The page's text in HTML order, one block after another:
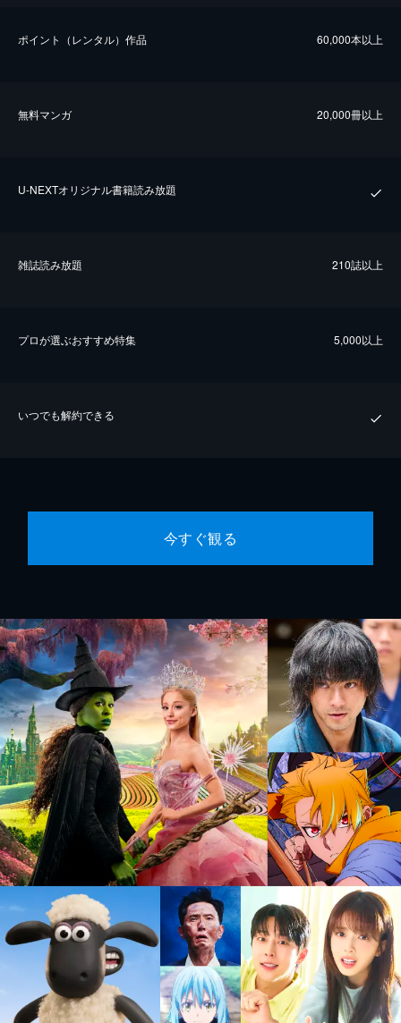
ポイント（レンタル）作品 60,000本以上
無料マンガ 20,000冊以上
U-NEXTオリジナル書籍読み放題
雑誌読み放題 210誌以上
プロが選ぶおすすめ特集 5,000以上
いつでも解約できる
今すぐ観る